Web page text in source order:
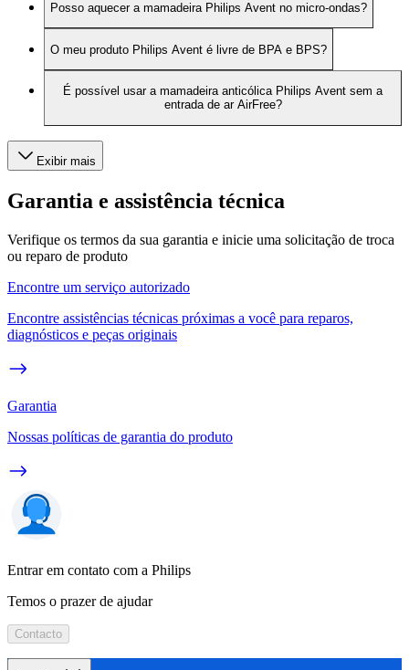
Posso aquecer a mamadeira Philips Avent no micro-ondas?
O meu produto Philips Avent é livre de BPA e BPS?
É possível usar a mamadeira anticólica Philips Avent sem a
entrada de ar AirFree?
Exibir mais
Garantia e assistência técnica
Verifique os termos da sua garantia e inicie uma solicitação de troca
ou reparo de produto
Encontre um serviço autorizado
Encontre assistências técnicas próximas a você para reparos,
diagnósticos e peças originais
Garantia
Nossas políticas de garantia do produto
Entrar em contato com a Philips
Temos o prazer de ajudar
Contacto